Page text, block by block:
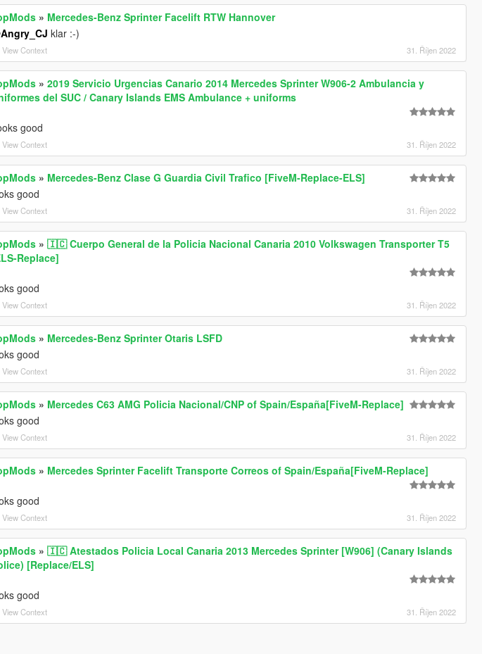
» Mercedes-Benz Sprinter Facelift RTW Hannover
klar :-)
View Context 31. Říjen 2022
»2019 Servicio Urgencias Canario 2014 Mercedes Sprinter W906-2 Ambulancia y
del SUC / Canary Islands EMS Ambulance + uniforms
good
View Context 31. Říjen 2022
» Mercedes-Benz Clase G Guardia Civil Trafico [FiveM-Replace-ELS]
good
View Context 31. Říjen 2022
»🇮🇨 Cuerpo General de la Policia Nacional Canaria 2010 Volkswagen Transporter T5
Replace]
good
View Context 31. Říjen 2022
» Mercedes-Benz Sprinter Otaris LSFD
good
View Context 31. Říjen 2022
» Mercedes C63 AMG Policia Nacional/CNP of Spain/España[FiveM-Replace]
good
View Context 31. Říjen 2022
» Mercedes Sprinter Facelift Transporte Correos of Spain/España[FiveM-Replace]
good
View Context 31. Říjen 2022
»🇮🇨 Atestados Policia Local Canaria 2013 Mercedes Sprinter [W906] (Canary Islands
[Replace/ELS]
good
View Context 31. Říjen 2022